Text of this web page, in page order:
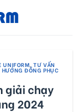
UNIFORM,TƯ VẤN
HƯỚNG ĐỒNG PHỤC
giải chạy
2024